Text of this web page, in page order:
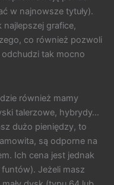
w najnowsze tytuły).
najlepszej grafice,
co również pozwoli
tak mocno
również mamy
talerzowe, hybrydy…
dużo pieniędzy, to
są odporne na
Ich cena jest jednak
Jeżeli masz